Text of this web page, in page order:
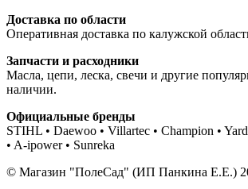
Доставка по области
Оперативная доставка по калужской
Запчасти и расходники
Масла, цепи, леска, свечи и другие
наличии.
Официальные бренды
STIHL • Daewoo • Villartec • Champion •
• A-ipower • Sunreka
© Магазин "ПолеСад" (ИП Панкина Е.Е.)